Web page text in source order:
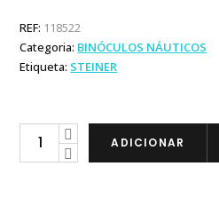
REF: 118522
Categoria: BINÓCULOS NÁUTICOS
Etiqueta: STEINER
Steiner
Navigator
ADICIONAR